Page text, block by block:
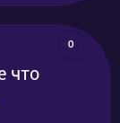
0
что